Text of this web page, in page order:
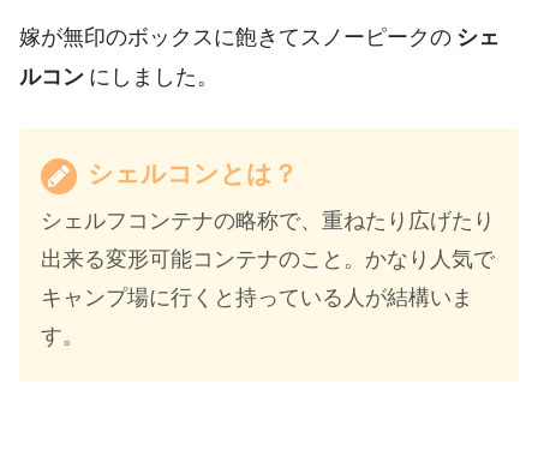
嫁が無印のボックスに飽きてスノーピークの シェ
ルコン にしました。
シェルコンとは？
シェルフコンテナの略称で、重ねたり広げたり
出来る変形可能コンテナのこと。かなり人気で
キャンプ場に行くと持っている人が結構いま
す。